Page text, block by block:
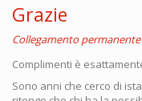
Grazie
Collegamento permanente
Complimenti è
Sono anni che cerco di